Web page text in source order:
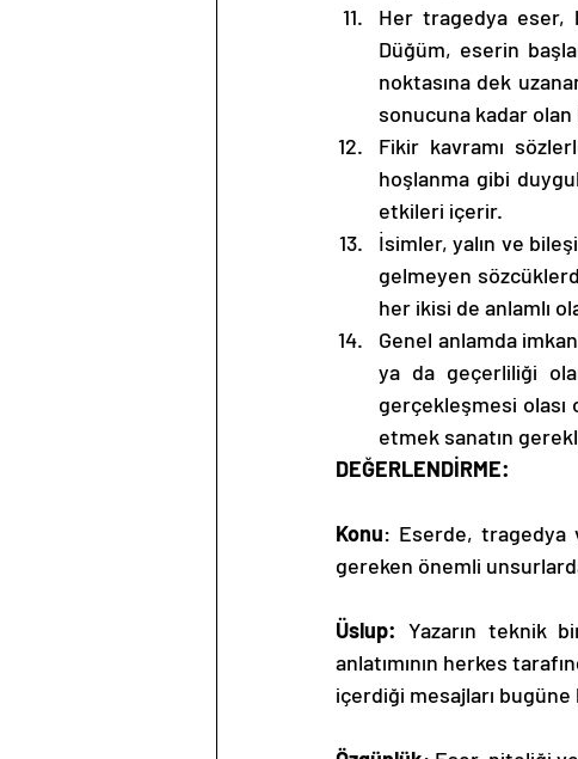
Her tragedya eser,
Düğüm, eserin
noktasına dek
sonucuna kadar
Fikir kavramı
hoşlanma gibi
etkileri içerir.
İsimler, yalın ve
gelmeyen
her ikisi de anlamlı
Genel anlamda
ya da geçerliliği
gerçekleşmesi olası
etmek sanatın
DEĞERLENDİRME:
Konu: Eserde, tragedya
gereken önemli
Üslup: Yazarın teknik
anlatımının herkes
içerdiği mesajları